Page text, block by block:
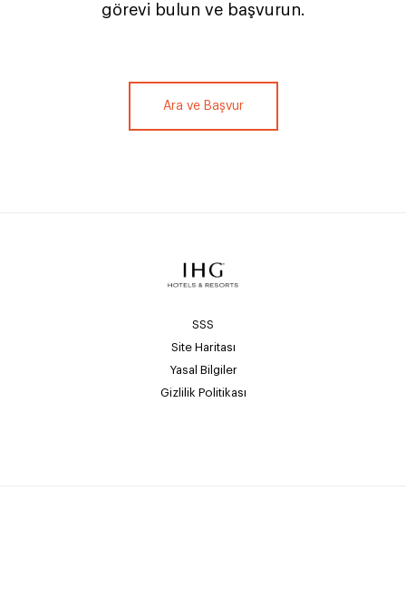
Ara ve Başvur
görevi bulun ve başvurun.
SSS
Site Haritası
Yasal Bilgiler
Gizlilik Politikası